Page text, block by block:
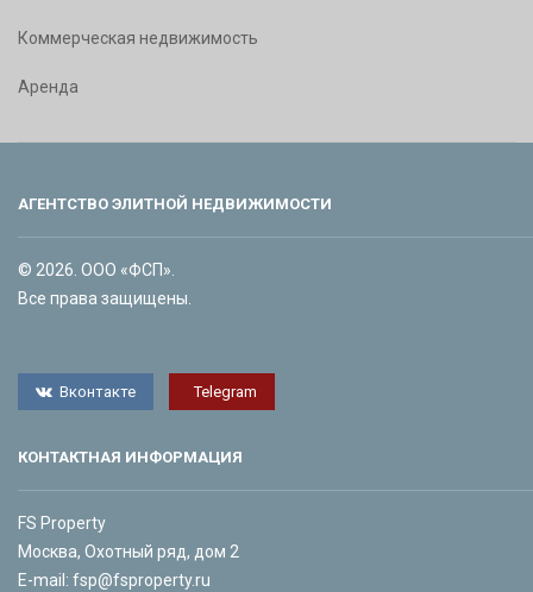
Коммерческая недвижимость
Аренда
АГЕНТСТВО ЭЛИТНОЙ НЕДВИЖИМОСТИ
© 2026. ООО «ФСП».
Все права защищены.
Вконтакте Telegram
КОНТАКТНАЯ ИНФОРМАЦИЯ
FS Property
Москва, Охотный ряд, дом 2
E-mail: fsp@fsproperty.ru